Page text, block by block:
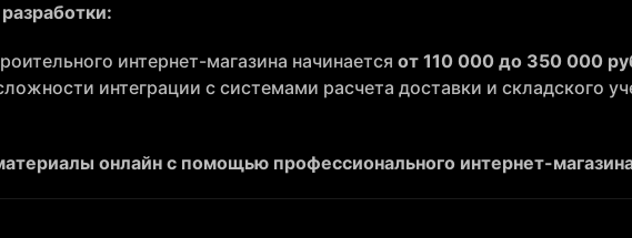
интернет-магазина начинаетсяот 110 000 до 350 000
интеграции с системами расчета доставки и складского
онлайн с помощью профессионального интернет-